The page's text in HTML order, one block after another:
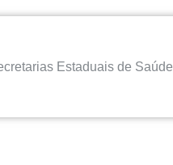
Estaduais de Saúde